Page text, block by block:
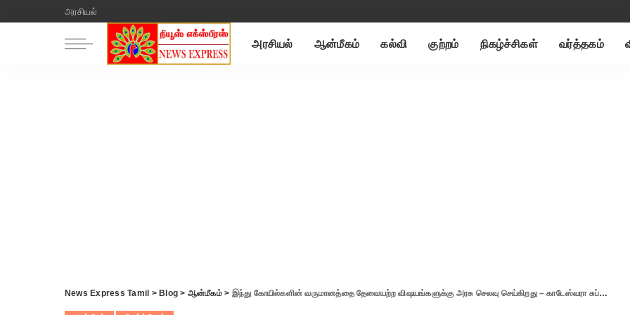
அரசியல்
அரசியல் ஆன்மீகம் கல்வி குற்றம் நிகழ்ச்சிகள் வர்த்தகம்
News Express Tamil > Blog > ஆன்மீகம்> இந்து கோயில்களின் வருமானத்தை தேவையற்ற விஷயங்களுக்கு அரசு செலவு செய்கிறது – காடேஸ்வரா சுப்பிரமணியம்